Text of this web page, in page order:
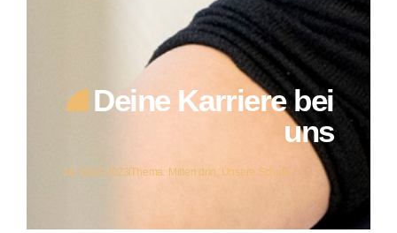
Deine Karriere bei
uns
16. März 2023Thema: Mitten drin, Unsere Schule